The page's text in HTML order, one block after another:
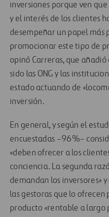
inversiones porque ven
y el interés de los clientes
desempeñar un papel más
promocionar este tipo de
opinó Carreras, que
sido las ONG y las
estado actuando de
inversión.
En general, y según el
encuestadas –96%–
«deben ofrecer a los
conciencia. La segunda
demandan los inversores»
las gestoras que lo ofrecen
producto «rentable a largo